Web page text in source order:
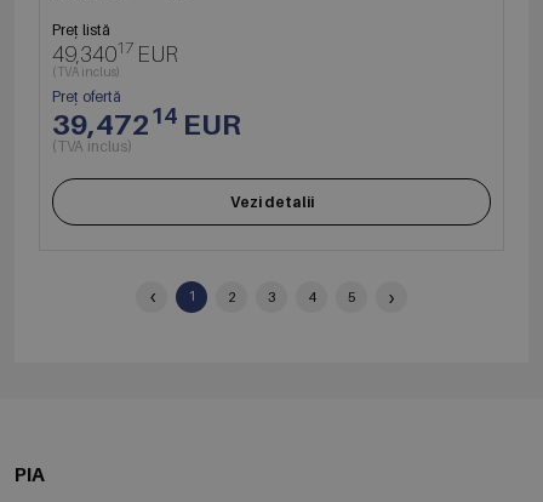
Preț listă
49,34017 EUR
(TVA inclus)
Preț ofertă
39,47214 EUR
(TVA inclus)
Vezi detalii
‹ 1 2 3 4 5 ›
PIA